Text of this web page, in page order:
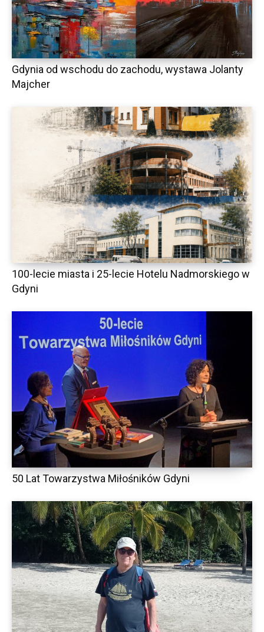
Gdynia od wschodu do zachodu, wystawa Jolanty
Majcher
100-lecie miasta i 25-lecie Hotelu Nadmorskiego w
Gdyni
50 Lat Towarzystwa Miłośników Gdyni